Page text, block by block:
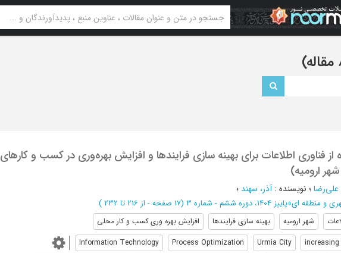
فناوری اطلاعات برای بهینه سازی فرایندها و افزایش بهره‌وری در کسب و کارهای
ارومیه)
؛ نویسنده :آذر، سهند ؛
و منطقه ای»پاییز 1404، دوره ششم - شماره 3 (‎17 صفحه - از 216 تا 232 )
شهر ارومیه بهینه سازی فرایندها
افزایش بهره وری کسب و کار محلی
Urmia City
Process Optimization
Information Technology